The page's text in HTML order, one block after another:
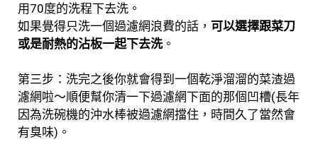
用70度的洗程下去洗。
如果覺得只洗一個過濾網浪費的話， 可以選擇跟菜刀
或是耐熱的沾板一起下去洗。
第三步：洗完之後你就會得到一個乾淨溜溜的菜渣過
濾網啦～順便幫你清一下過濾網下面的那個凹槽(長年
因為洗碗機的沖水棒被過濾網擋住，時間久了當然會
有臭味) 。